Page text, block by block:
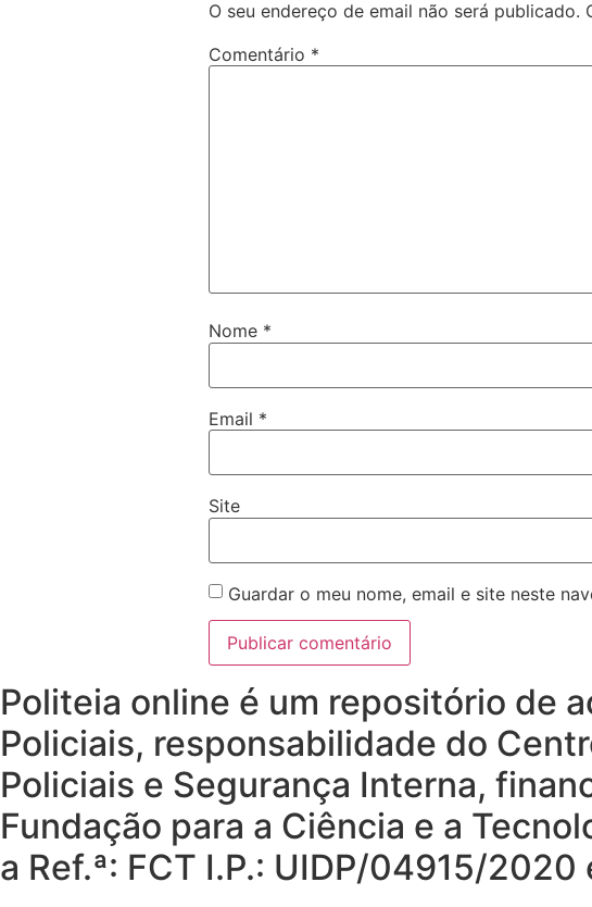
O seu endereço de email não será publicado.
Comentário *
Nome *
Email *
Site
Guardar o meu nome, email e site neste
Politeia online é um repositório de
Policiais, responsabilidade do
Policiais e Segurança Interna,
Fundação para a Ciência e a
a Ref.ª: FCT I.P.: UIDP/04915/